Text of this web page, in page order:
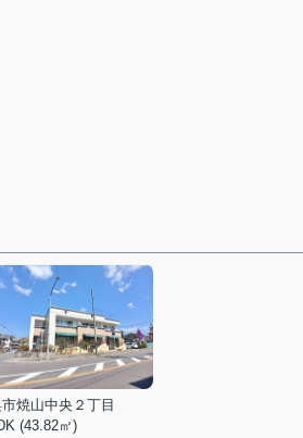
焼山中央２丁目
(43.82㎡)